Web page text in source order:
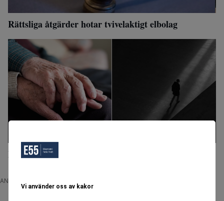
Vi använder oss av kakor
Rättsliga åtgärder hotar tvivelaktigt elbolag
Ensamheten bland äldre ökar: En hälsofara
ANNONS